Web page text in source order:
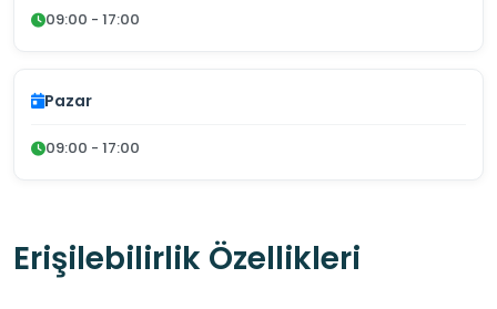
09:00 - 17:00
Pazar
09:00 - 17:00
Erişilebilirlik Özellikleri